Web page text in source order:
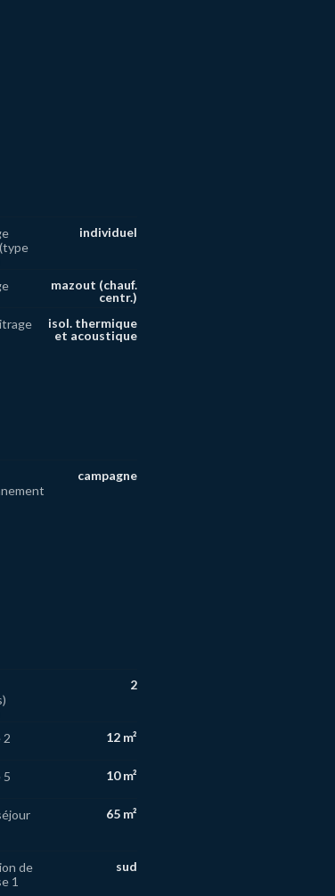
individuel
mazout (chauf.
centr.)
isol. thermique
et acoustique
campagne
2
2
12 m²
5
10 m²
65 m²
de
1
sud